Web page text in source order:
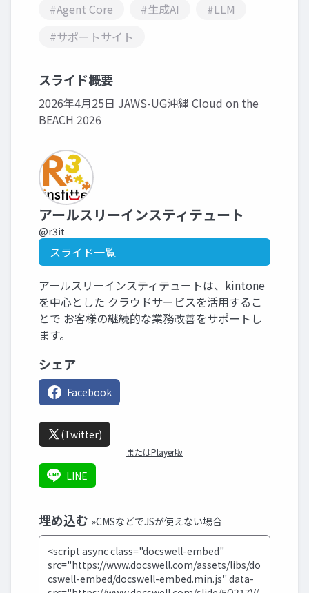
#Agent Core
#生成AI
#LLM
#サポートサイト
スライド概要
2026年4月25日 JAWS-UG沖縄 Cloud on the
BEACH 2026
アールスリーインスティテュート
@r3it
スライド一覧
アールスリーインスティテュートは、kintone
を中心とした クラウドサービスを活用するこ
とで お客様の継続的な業務改善をサポートし
ます。
シェア
Facebook
(Twitter)
またはPlayer版
LINE
埋め込む »CMSなどでJSが使えない場合